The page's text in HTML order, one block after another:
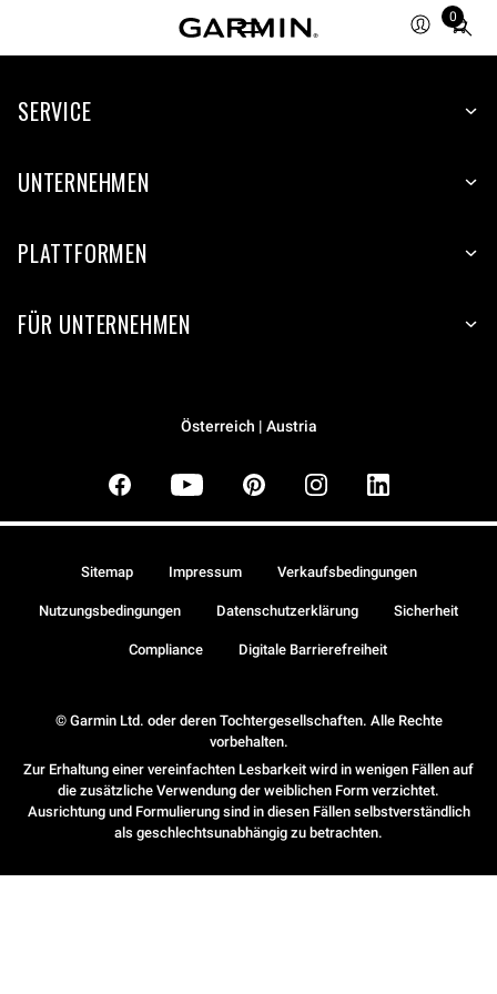
0
Total
items
cart:
SERVICE
UNTERNEHMEN
PLATTFORMEN
FÜR UNTERNEHMEN
Österreich | Austria
© Garmin Ltd. oder deren Tochtergesellschaften. Alle Rechte
vorbehalten.
Zur Erhaltung einer vereinfachten Lesbarkeit wird in wenigen Fällen auf
die zusätzliche Verwendung der weiblichen Form verzichtet.
Ausrichtung und Formulierung sind in diesen Fällen selbstverständlich
als geschlechtsunabhängig zu betrachten.
Sitemap Impressum Verkaufsbedingungen
Nutzungsbedingungen Datenschutzerklärung Sicherheit
Compliance Digitale Barrierefreiheit